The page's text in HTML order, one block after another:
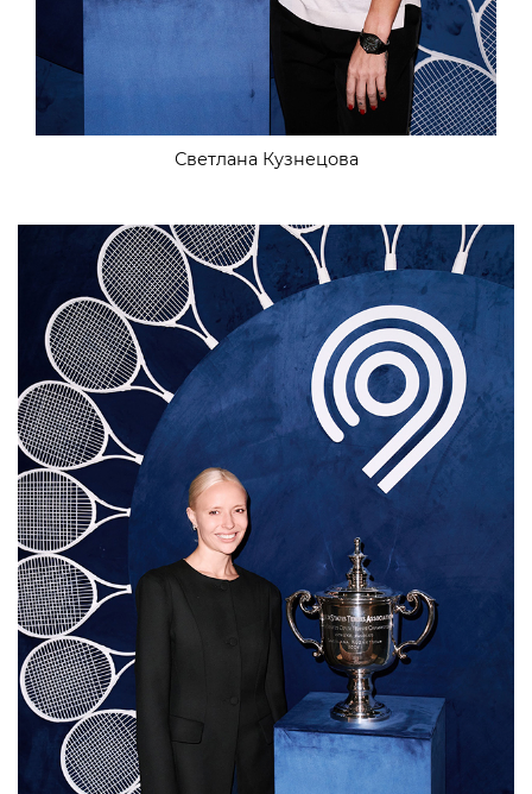
Светлана Кузнецова